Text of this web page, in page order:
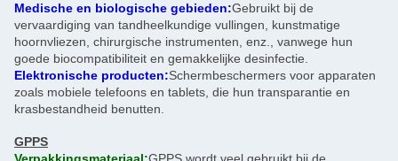
Medische en biologische gebieden:Gebruikt bij de
vervaardiging van tandheelkundige vullingen, kunstmatige
hoornvliezen, chirurgische instrumenten, enz., vanwege hun
goede biocompatibiliteit en gemakkelijke desinfectie.
Elektronische producten:Schermbeschermers voor apparaten
zoals mobiele telefoons en tablets, die hun transparantie en
krasbestandheid benutten.
GPPS